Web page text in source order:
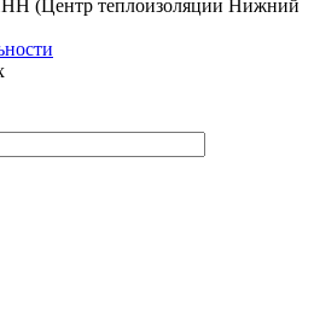
(Центр теплоизоляции Нижний